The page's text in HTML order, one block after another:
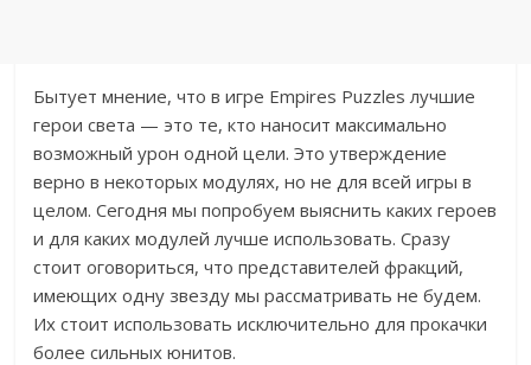
Бытует мнение, что в игре Empires Puzzles лучшие
герои света — это те, кто наносит максимально
возможный урон одной цели. Это утверждение
верно в некоторых модулях, но не для всей игры в
целом. Сегодня мы попробуем выяснить каких героев
и для каких модулей лучше использовать. Сразу
стоит оговориться, что представителей фракций,
имеющих одну звезду мы рассматривать не будем.
Их стоит использовать исключительно для прокачки
более сильных юнитов.